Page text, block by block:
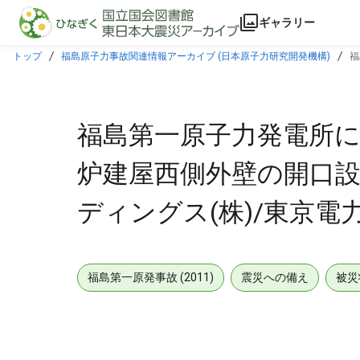
本文に飛ぶ
ギャラリー
トップ 福島原子力事故関連情報アーカイブ (日本原子力研究開発機構)
福島第一原子力発電所
炉建屋西側外壁の開口
ディングス(株)/東京電
福島第一原発事故 (2011) 震災への備え 被災